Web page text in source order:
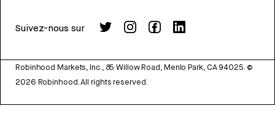
Suivez-nous sur
Robinhood Markets, Inc., 85 Willow Road, Menlo Park, CA 94025. ©
2026 Robinhood. All rights reserved.